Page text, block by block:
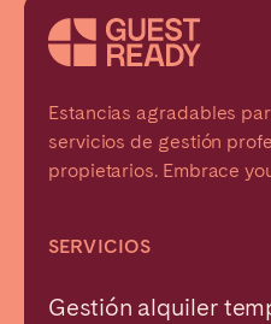
Estancias agradables
servicios de gestión
propietarios. Embrace
SERVICIOS
Gestión alquiler